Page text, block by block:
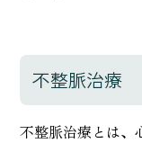
不整脈治療
不整脈治療とは、